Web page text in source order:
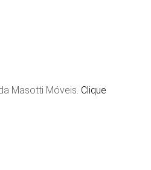
Masotti Móveis. Clique